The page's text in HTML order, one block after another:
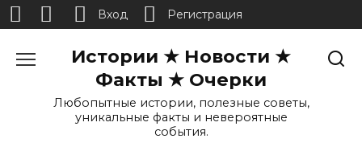
Истории ★ Новости ★
Факты ★ Очерки
Любопытные истории, полезные советы,
уникальные факты и невероятные
события.
Вход Регистрация